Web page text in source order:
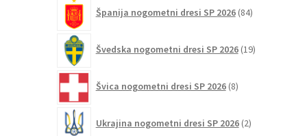
Španija nogometni dresi SP 2026 84izdelkov
Švedska nogometni dresi SP 2026 19izdelkov
Švica nogometni dresi SP 2026 8izdelkov
Ukrajina nogometni dresi SP 2026 2izdelka